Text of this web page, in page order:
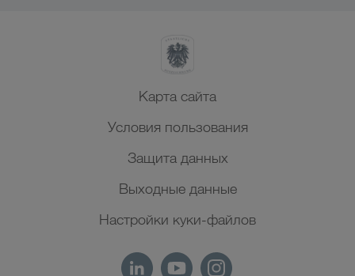
Карта сайта
Условия пользования
Защита данных
Выходные данные
Настройки куки-файлов